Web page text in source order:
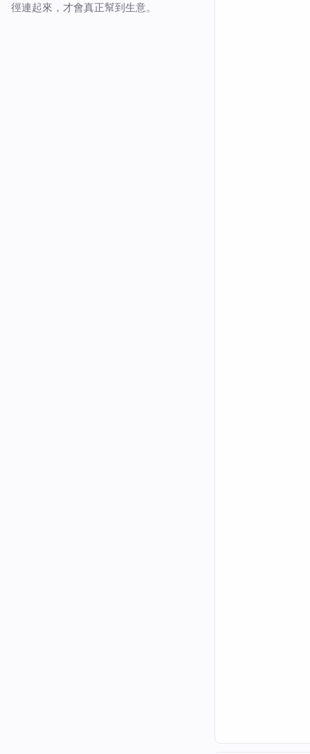
徑連起來，才會真正幫到生意。